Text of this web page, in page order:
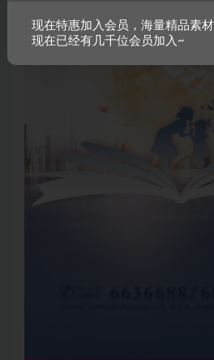
现在特惠加入会员，海量精品素
现在已经有几千位会员加入~